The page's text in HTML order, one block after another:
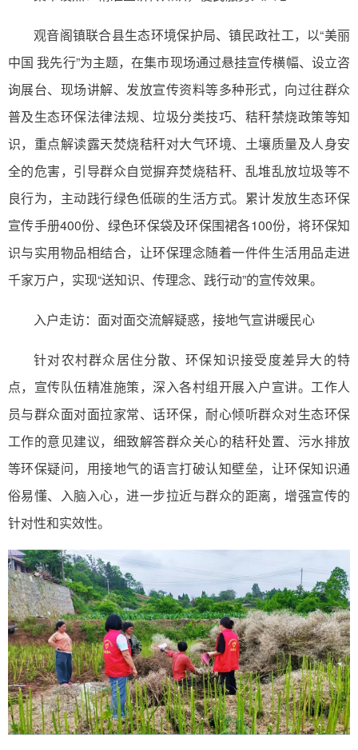
观音阁镇联合县生态环境保护局、镇民政社工，以“美丽
中国 我先行”为主题，在集市现场通过悬挂宣传横幅、设立咨
询展台、现场讲解、发放宣传资料等多种形式，向过往群众
普及生态环保法律法规、垃圾分类技巧、秸秆禁烧政策等知
识，重点解读露天焚烧秸秆对大气环境、土壤质量及人身安
全的危害，引导群众自觉摒弃焚烧秸秆、乱堆乱放垃圾等不
良行为，主动践行绿色低碳的生活方式。累计发放生态环保
宣传手册400份、绿色环保袋及环保围裙各100份，将环保知
识与实用物品相结合，让环保理念随着一件件生活用品走进
千家万户，实现“送知识、传理念、践行动”的宣传效果。
入户走访：面对面交流解疑惑，接地气宣讲暖民心
针对农村群众居住分散、环保知识接受度差异大的特
点，宣传队伍精准施策，深入各村组开展入户宣讲。工作人
员与群众面对面拉家常、话环保，耐心倾听群众对生态环保
工作的意见建议，细致解答群众关心的秸秆处置、污水排放
等环保疑问，用接地气的语言打破认知壁垒，让环保知识通
俗易懂、入脑入心，进一步拉近与群众的距离，增强宣传的
针对性和实效性。